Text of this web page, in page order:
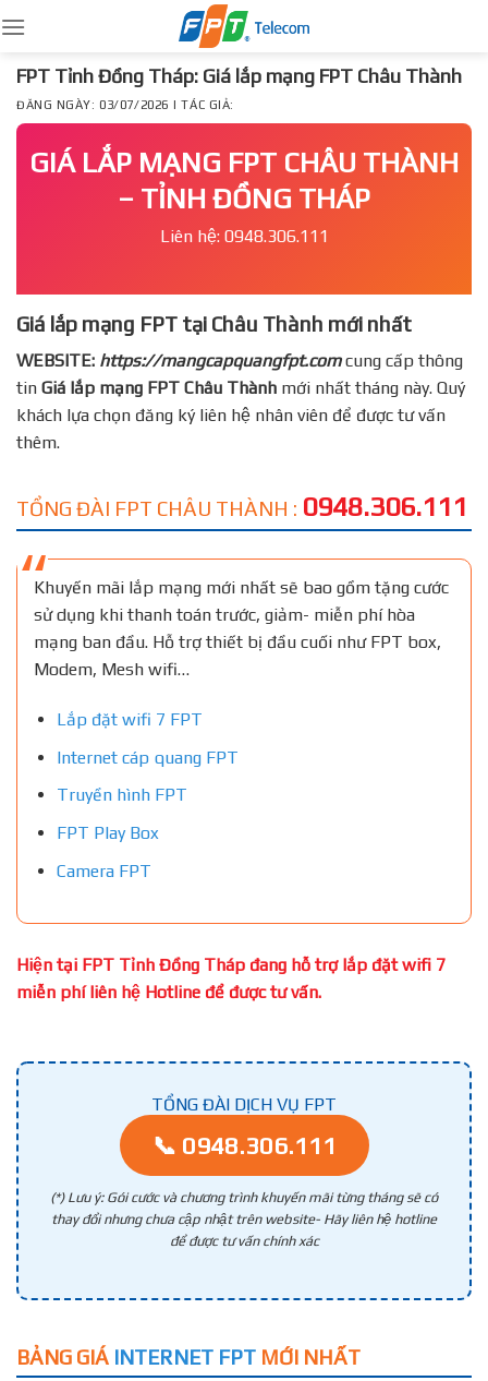
to
content
FPT Tỉnh Đồng Tháp: Giá lắp mạng FPT Châu Thành
ĐĂNG NGÀY: 03/07/2026 | TÁC GIẢ:
GIÁ LẮP MẠNG FPT CHÂU THÀNH
– TỈNH ĐỒNG THÁP
Liên hệ: 0948.306.111
Giá lắp mạng FPT tại Châu Thành mới nhất
WEBSITE: https://mangcapquangfpt.comcung cấp thông
tin Giá lắp mạng FPT Châu Thành mới nhất tháng này. Quý
khách lựa chọn đăng ký liên hệ nhân viên để được tư vấn
thêm.
TỔNG ĐÀI FPT CHÂU THÀNH : 0948.306.111
Khuyến mãi lắp mạng mới nhất sẽ bao gồm tặng cước
sử dụng khi thanh toán trước, giảm- miễn phí hòa
mạng ban đầu. Hỗ trợ thiết bị đầu cuối như FPT box,
Modem, Mesh wifi…
Lắp đặt wifi 7 FPT
Internet cáp quang FPT
Truyền hình FPT
FPT Play Box
Camera FPT
Hiện tại FPT Tỉnh Đồng Tháp đang hỗ trợ lắp đặt wifi 7
miễn phí liên hệ Hotline để được tư vấn.
TỔNG ĐÀI DỊCH VỤ FPT
📞 0948.306.111
(*) Lưu ý: Gói cước và chương trình khuyến mãi từng tháng sẽ có
thay đổi nhưng chưa cập nhật trên website- Hãy liên hệ hotline
để được tư vấn chính xác
BẢNG GIÁ INTERNET FPT MỚI NHẤT